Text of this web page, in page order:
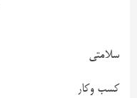
سلامتی
کسب وکار